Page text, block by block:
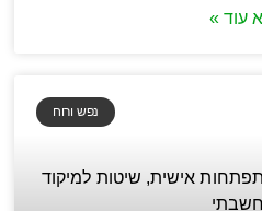
עוד »
נפש ורוח